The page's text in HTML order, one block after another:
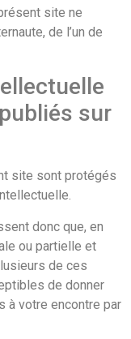
site ne
de l’un de
sur
site sont protégés
donc que, en
ou partielle et
de ces
de donner
à votre encontre par